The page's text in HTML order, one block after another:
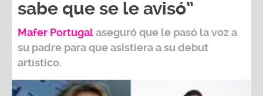
sabe que se le avisó”
Mafer Portugalaseguró que le pasó la voz a
su padre para que asistiera a su debut
artístico.